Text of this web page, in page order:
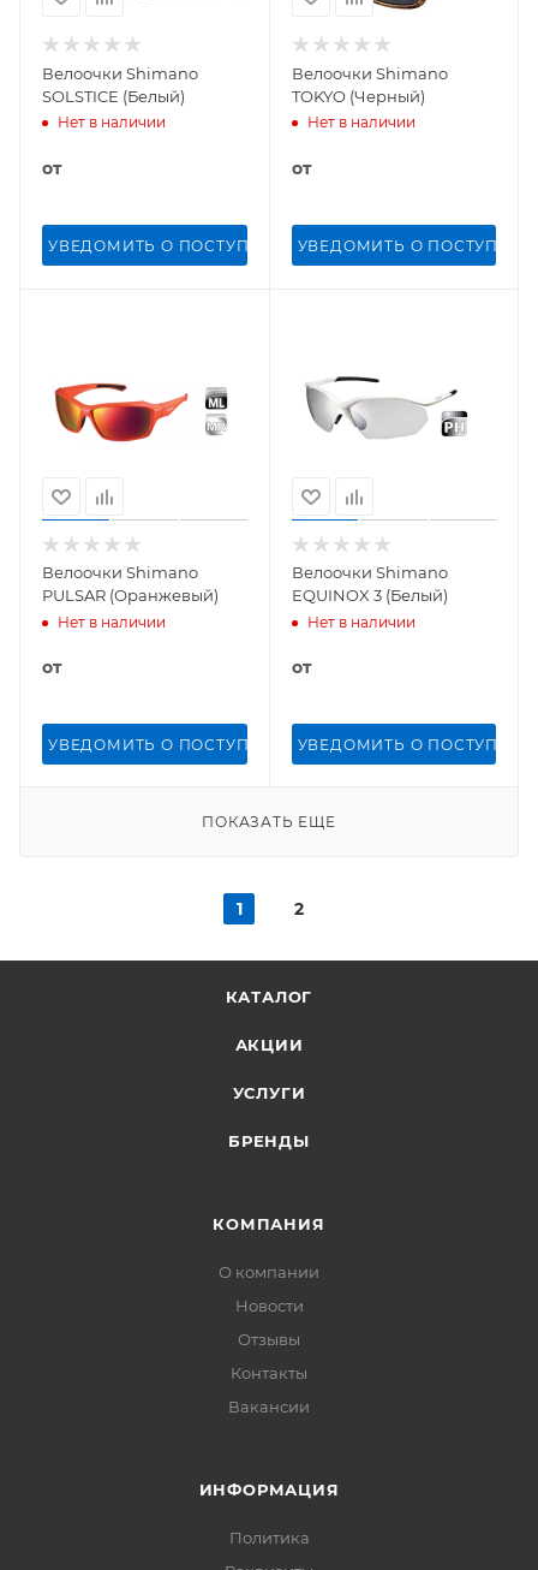
Велоочки Shimano
SOLSTICE (Белый)
Нет в наличии
от
УВЕДОМИТЬ О ПОСТУПЛЕНИИ
Велоочки Shimano
TOKYO (Черный)
Нет в наличии
от
УВЕДОМИТЬ О
Велоочки Shimano
PULSAR (Оранжевый)
Нет в наличии
от
УВЕДОМИТЬ О ПОСТУПЛЕНИИ
Велоочки Shimano
EQUINOX 3 (Белый)
Нет в наличии
от
УВЕДОМИТЬ О
ПОКАЗАТЬ ЕЩЕ
1 2
КАТАЛОГ
АКЦИИ
УСЛУГИ
БРЕНДЫ
КОМПАНИЯ
О компании
Новости
Отзывы
Контакты
Вакансии
ИНФОРМАЦИЯ
Политика